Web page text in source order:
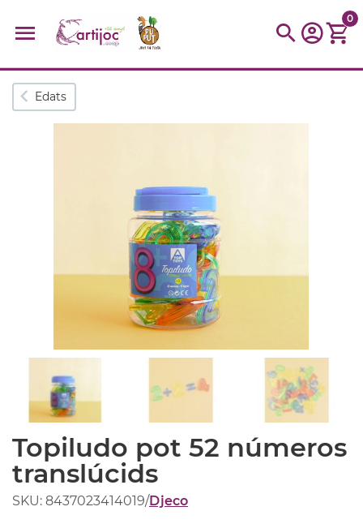
Cerques populars
disfressa trencaclosques baldufa
cotxe
0
Edats
Topiludo pot 52 números
translúcids
SKU: 8437023414019/Djeco